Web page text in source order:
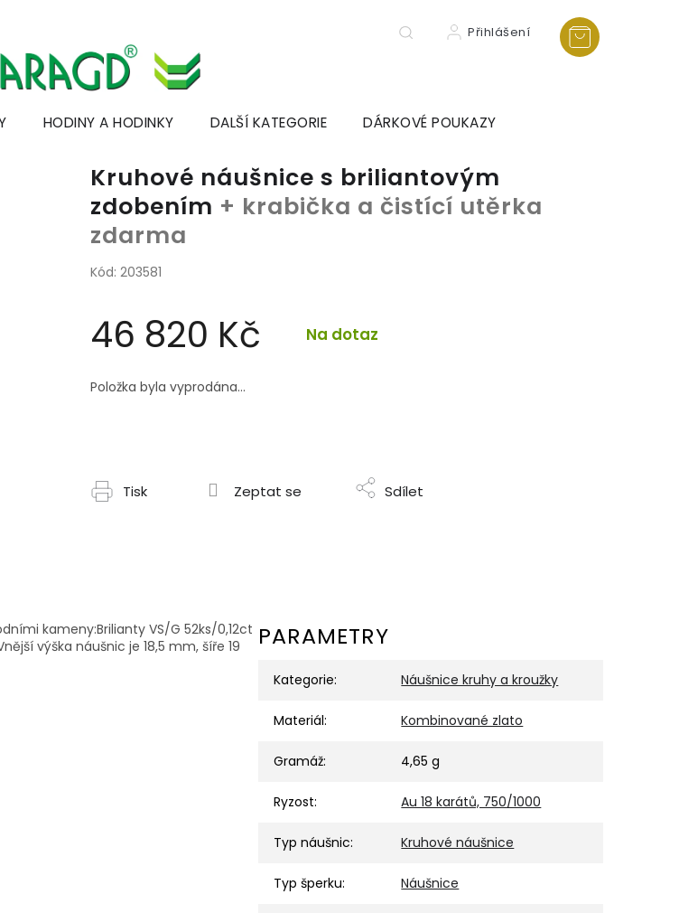
Přihlášení
HODINY A HODINKY DALŠÍ KATEGORIE DÁRKOVÉ POUKAZY
Kruhové náušnice s briliantovým
zdobením + krabička a čistící utěrka
zdarma
Kód: 203581
46 820 Kč Na dotaz
cena:
Položka byla vyprodána…
Tisk Zeptat se Sdílet
kameny:Brilianty VS/G 52ks/0,12ct
výška náušnic je 18,5 mm, šíře 19
PARAMETRY
Kategorie: Náušnice kruhy a kroužky
Materiál: Kombinované zlato
Gramáž: 4,65 g
Ryzost: Au 18 karátů, 750/1000
Typ náušnic: Kruhové náušnice
Typ šperku: Náušnice